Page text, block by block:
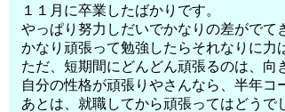
１１月に卒業したばかりです。
やっぱり努力しだいでかなりの差がでて
かなり頑張って勉強したらそれなりに力
ただ、短期間にどんどん頑張るのは、向
自分の性格が頑張りやさんなら、半年コ
あとは、就職してから頑張ってはどうで